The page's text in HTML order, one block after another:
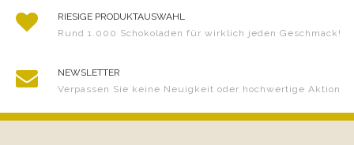
RIESIGE PRODUKTAUSWAHL
Rund 1.000 Schokoladen für wirklich jeden Geschmack!
NEWSLETTER
Verpassen Sie keine Neuigkeit oder hochwertige Aktion